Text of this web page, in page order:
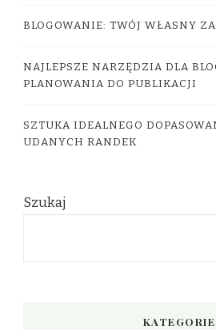
BLOGOWANIE: TWÓJ WŁASNY
NAJLEPSZE NARZĘDZIA DLA
PLANOWANIA DO PUBLIKACJI
SZTUKA IDEALNEGO
UDANYCH RANDEK
Szukaj
KATEGORIE